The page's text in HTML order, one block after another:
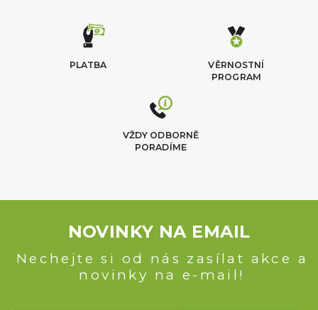
VĚRNOSTNÍ
PROGRAM
PLATBA
VŽDY ODBORNĚ
PORADÍME
NOVINKY NA EMAIL
Nechejte si od nás zasílat akce a
novinky na e-mail!